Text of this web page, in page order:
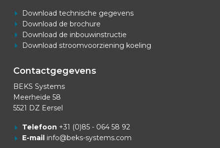
Download technische gegevens
Download de brochure
Download de inbouwinstructie
Download stroomvoorziening koeling
Contactgegevens
BEKS Systems
Meerheide 58
5521 DZ Eersel
Telefoon +31 (0)85 - 064 58 92
E-mail info@beks-systems.com